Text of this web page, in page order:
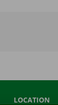
LOCATION